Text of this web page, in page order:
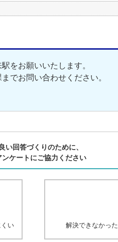
をお願いいたします。
でお問い合わせください。
い回答づくりのために、
ンケートにご協力ください
い 解決できなかった